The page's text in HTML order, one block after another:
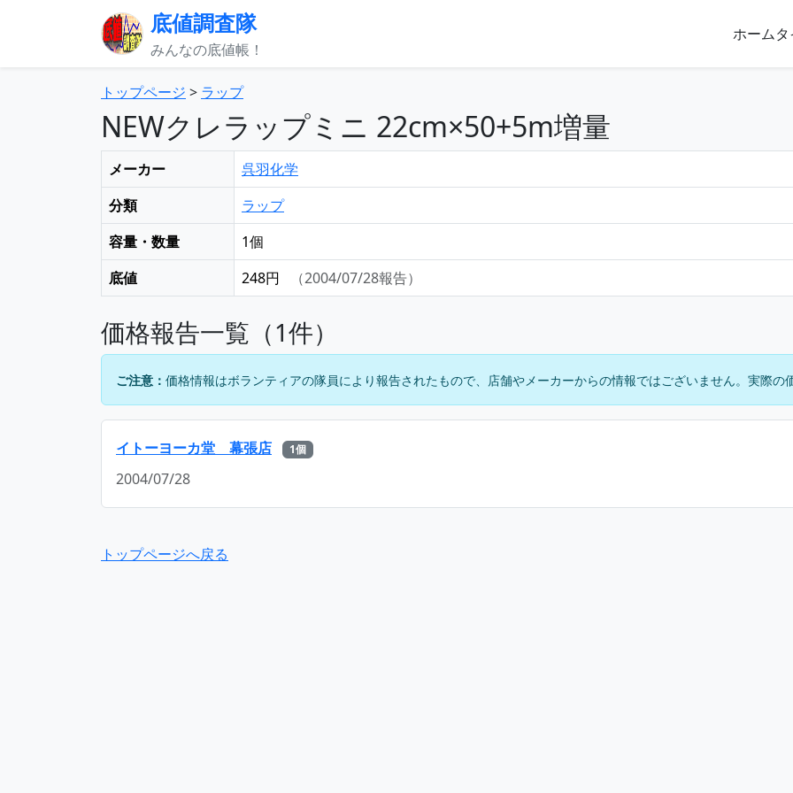
底値調査隊
みんなの底値帳！
ホーム
トップページ > ラップ
NEWクレラップミニ 22cm×50+5m増量
メーカー
呉羽化学
分類
ラップ
容量・数量
1個
底値
248円 （2004/07/28報告）
価格報告一覧（1件）
ご注意： 価格情報はボランティアの隊員により報告されたもので、店舗やメーカーからの情報ではございません。実際の
イトーヨーカ堂 幕張店 1個
2004/07/28
トップページへ戻る